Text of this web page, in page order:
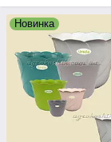
Новинка